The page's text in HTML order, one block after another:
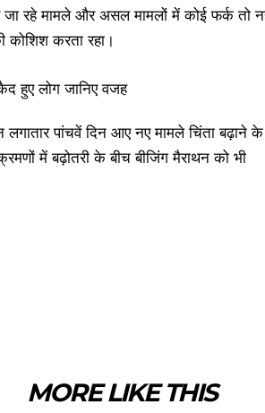
रहे मामले और असल मामलों में कोई फर्क तो
करता रहा।
पांचवें दिन आए नए मामले चिंता बढ़ाने के
में बढ़ोतरी के बीच बीजिंग मैराथन को भी
MORE LIKE THIS